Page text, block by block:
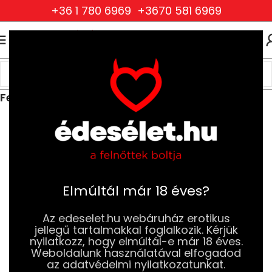
Elmúltál már 18 éves?
Az edeselet.hu webáruház erotikus
jellegű tartalmakkal foglalkozik. Kérjük
nyilatkozz, hogy elmúltál-e már 18 éves.
Weboldalunk használatával elfogadod
az adatvédelmi nyilatkozatunkat.
+36 1 780 6969 +3670 581 6969
Ruhák és Fehérneműk
Női Ruhák és Fehérneműk
Fehérnemű és mellemelő szettek